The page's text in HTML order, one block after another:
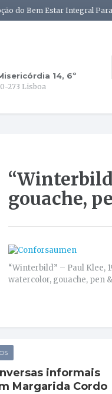
do Bem Estar Integral
14, 6º
273 Lisboa
gouache,
“Winterbild” – Paul Klee,
watercolor, gouache, pen
informais
Margarida Cordo